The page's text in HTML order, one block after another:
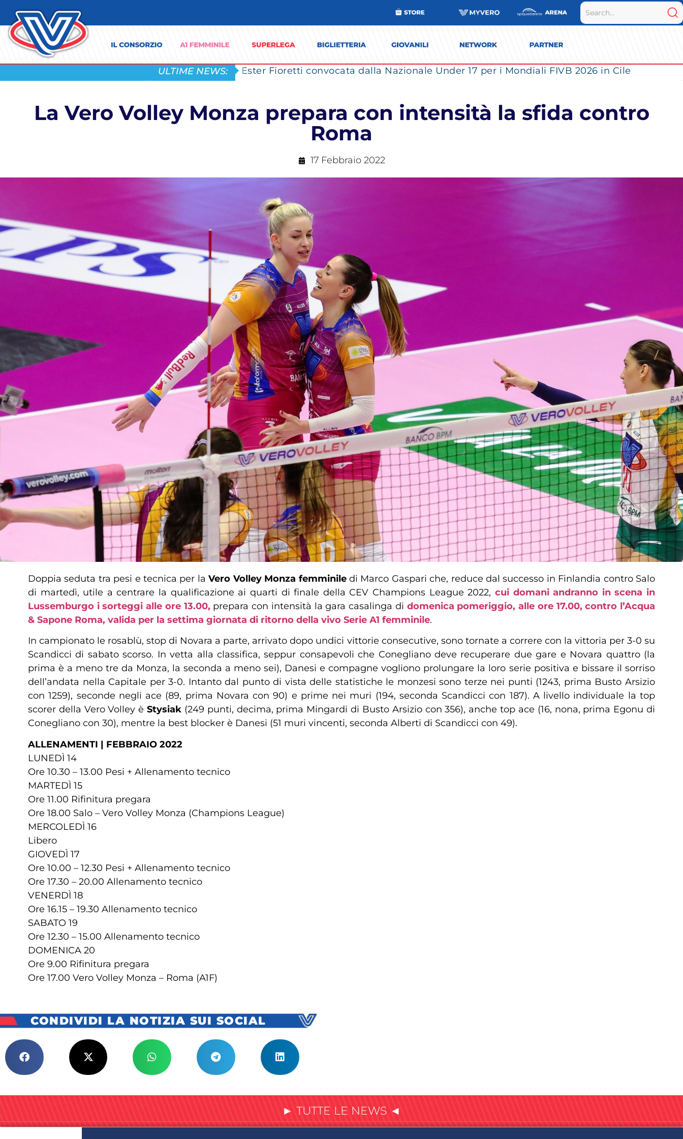
ULTIME NEWS: Ester Fioretti convocata dalla Nazionale Under 17 per i Mondiali FIVB 2026 in Cile
La Vero Volley Monza prepara con intensità la sfida contro
Roma
17 Febbraio 2022
Doppia seduta tra pesi e tecnica per laVero Volley Monza femminiledi Marco Gaspari che, reduce dal successo in Finlandia contro Salo
di martedì, utile a centrare la qualificazione ai quarti di finale della CEV Champions League 2022, cui domani andranno in scena in
Lussemburgo i sorteggi alle ore 13.00, prepara con intensità la gara casalinga di domenica pomeriggio, alle ore 17.00, contro l’Acqua
& Sapone Roma, valida per la settima giornata di ritorno della vivo Serie A1 femminile.
In campionato le rosablù, stop di Novara a parte, arrivato dopo undici vittorie consecutive, sono tornate a correre con la vittoria per 3-0 su
Scandicci di sabato scorso. In vetta alla classifica, seppur consapevoli che Conegliano deve recuperare due gare e Novara quattro (la
prima è a meno tre da Monza, la seconda a meno sei), Danesi e compagne vogliono prolungare la loro serie positiva e bissare il sorriso
dell’andata nella Capitale per 3-0. Intanto dal punto di vista delle statistiche le monzesi sono terze nei punti (1243, prima Busto Arsizio
con 1259), seconde negli ace (89, prima Novara con 90) e prime nei muri (194, seconda Scandicci con 187). A livello individuale la top
scorer della Vero Volley èStysiak (249 punti, decima, prima Mingardi di Busto Arsizio con 356), anche top ace (16, nona, prima Egonu di
Conegliano con 30), mentre la best blocker è Danesi (51 muri vincenti, seconda Alberti di Scandicci con 49).
ALLENAMENTI | FEBBRAIO 2022
LUNEDÌ 14
Ore 10.30 – 13.00 Pesi + Allenamento tecnico
MARTEDÌ 15
Ore 11.00 Rifinitura pregara
Ore 18.00 Salo – Vero Volley Monza (Champions League)
MERCOLEDÌ 16
Libero
GIOVEDÌ 17
Ore 10.00 – 12.30 Pesi + Allenamento tecnico
Ore 17.30 – 20.00 Allenamento tecnico
VENERDÌ 18
Ore 16.15 – 19.30 Allenamento tecnico
SABATO 19
Ore 12.30 – 15.00 Allenamento tecnico
DOMENICA 20
Ore 9.00 Rifinitura pregara
Ore 17.00 Vero Volley Monza – Roma (A1F)
CONDIVIDI LA NOTIZIA SUI SOCIAL
► TUTTE LE NEWS ◄